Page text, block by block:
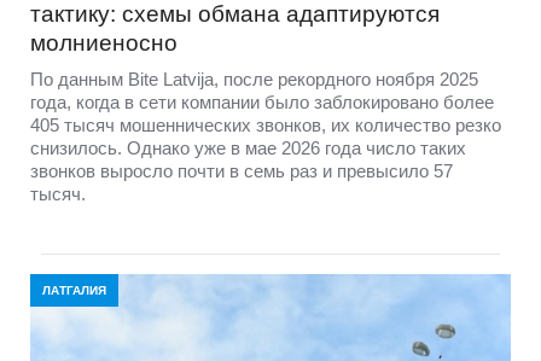
тактику: схемы обмана адаптируются
молниеносно
По данным Bite Latvija, после рекордного ноября 2025
года, когда в сети компании было заблокировано более
405 тысяч мошеннических звонков, их количество резко
снизилось. Однако уже в мае 2026 года число таких
звонков выросло почти в семь раз и превысило 57
тысяч.
ЛАТГАЛИЯ